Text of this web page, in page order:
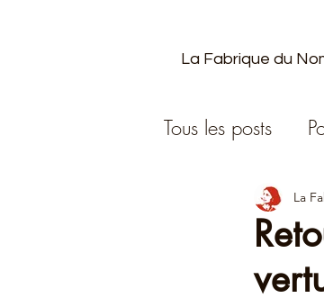
La Fabrique du
Tous les posts
Exprimer saLa